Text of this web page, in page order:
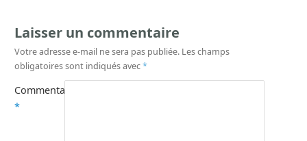
Laisser un commentaire
Votre adresse e-mail ne sera pas publiée. Les champs
obligatoires sont indiqués avec*
Commentaire
*